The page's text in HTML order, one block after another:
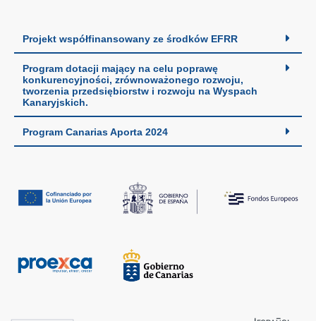
Projekt współfinansowany ze środków EFRR
Program dotacji mający na celu poprawę
konkurencyjności, zrównoważonego rozwoju,
tworzenia przedsiębiorstw i rozwoju na Wyspach
Kanaryjskich.
Program Canarias Aporta 2024